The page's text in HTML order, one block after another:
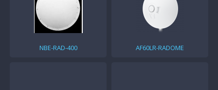
NBE-RAD-400 AF60LR-RADOME